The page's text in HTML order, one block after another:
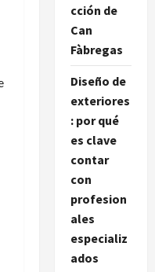
cción de
Can
Fàbregas
Diseño de
exteriores
: por qué
es clave
contar
con
profesion
ales
especializ
ados